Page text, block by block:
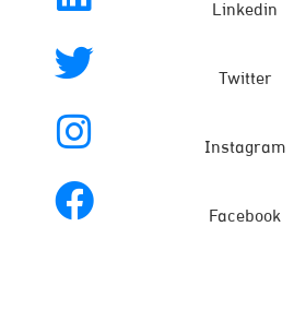
Linkedin
Twitter
Instagram
Facebook